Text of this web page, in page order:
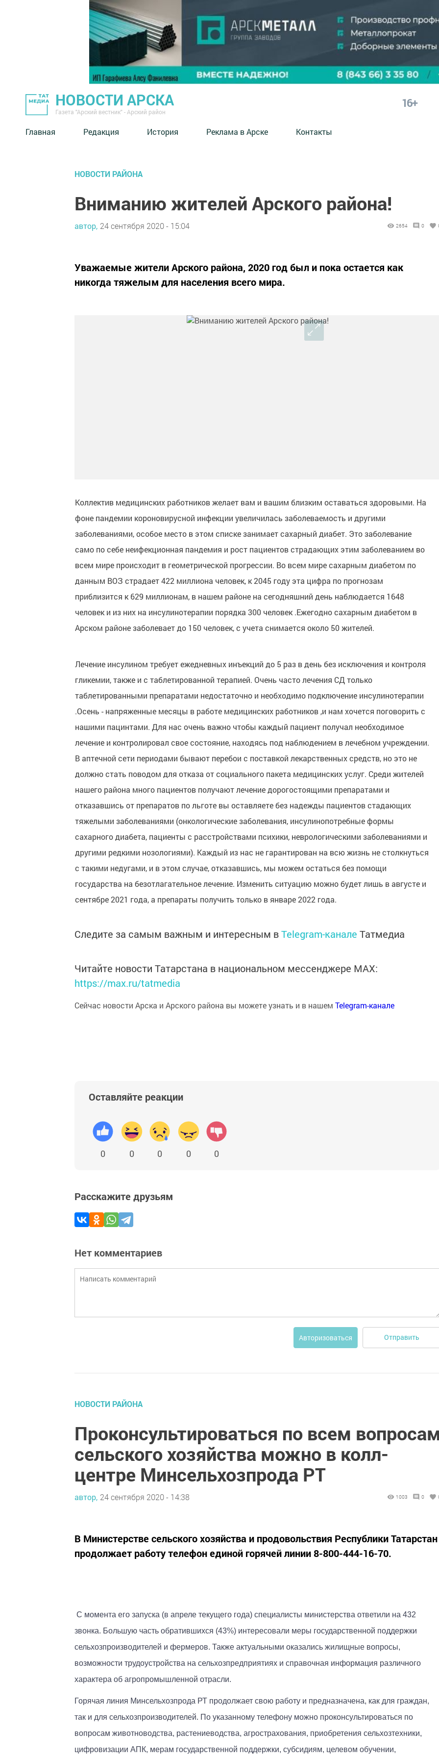
НОВОСТИ АРСКА
Газета "Арский вестник" - Арский район
16+
Главная Редакция История Реклама в Арске Контакты
НОВОСТИ РАЙОНА
Вниманию жителей Арского района!
автор, 24 сентября 2020 - 15:04 2654 0
Уважаемые жители Арского района, 2020 год был и пока остается как
никогда тяжелым для населения всего мира.
Коллектив медицинских работников желает вам и вашим близким оставаться здоровыми. На
фоне пандемии короновирусной инфекции увеличилась заболеваемость и другими
заболеваниями, особое место в этом списке занимает сахарный диабет. Это заболевание
само по себе неифекционная пандемия и рост пациентов страдающих этим заболеванием во
всем мире происходит в геометрической прогрессии. Во всем мире сахарным диабетом по
данным ВОЗ страдает 422 миллиона человек, к 2045 году эта цифра по прогнозам
приблизится к 629 миллионам, в нашем районе на сегодняшний день наблюдается 1648
человек и из них на инсулинотерапии порядка 300 человек .Ежегодно сахарным диабетом в
Арском районе заболевает до 150 человек, с учета снимается около 50 жителей.
Лечение инсулином требует ежедневных инъекций до 5 раз в день без исключения и контроля
гликемии, также и с таблетированной терапией. Очень часто лечения СД только
таблетированными препаратами недостаточно и необходимо подключение инсулинотерапии
.Осень - напряженные месяцы в работе медицинских работников ,и нам хочется поговорить с
нашими пацинтами. Для нас очень важно чтобы каждый пациент получал необходимое
лечение и контролировал свое состояние, находясь под наблюдением в лечебном учреждении.
В аптечной сети периодами бывают перебои с поставкой лекарственных средств, но это не
должно стать поводом для отказа от социального пакета медицинских услуг. Среди жителей
нашего района много пациентов получают лечение дорогостоящими препаратами и
отказавшись от препаратов по льготе вы оставляете без надежды пациентов стадающих
тяжелыми заболеваниями (онкологические заболевания, инсулинопотребные формы
сахарного диабета, пациенты с расстройствами психики, неврологическими заболеваниями и
другими редкими нозологиями). Каждый из нас не гарантирован на всю жизнь не столкнуться
с такими недугами, и в этом случае, отказавшись, мы можем остаться без помощи
государства на безотлагательное лечение. Изменить ситуацию можно будет лишь в августе и
сентябре 2021 года, а препараты получить только в январе 2022 года.
Следите за самым важным и интересным вTelegram-канале Татмедиа
Читайте новости Татарстана в национальном мессенджере MАХ:
https://max.ru/tatmedia
Сейчас новости Арска и Арского района вы можете узнать и в нашем Telegram-канале
Оставляйте реакции
0 0 0 0 0
Расскажите друзьям
Нет комментариев
Авторизоваться Отправить
НОВОСТИ РАЙОНА
Проконсультироваться по всем
сельского хозяйства можно в колл-
центре Минсельхозпрода РТ
автор, 24 сентября 2020 - 14:38 1003 0
В Министерстве сельского хозяйства и продовольствия Республики Татарстан
продолжает работу телефон единой горячей линии 8-800-444-16-70.
С момента его запуска (в апреле текущего года) специалисты министерства ответили на 432
звонка. Большую часть обратившихся (43%) интересовали меры государственной поддержки
сельхозпроизводителей и фермеров. Также актуальными оказались жилищные вопросы,
возможности трудоустройства на сельхозпредприятиях и справочная информация различного
характера об агропромышленной отрасли.
Горячая линия Минсельхозпрода РТ продолжает свою работу и предназначена, как для граждан,
так и для сельхозпроизводителей. По указанному телефону можно проконсультироваться по
вопросам животноводства, растениеводства, агрострахования, приобретения сельхозтехники,
цифровизации АПК, мерам государственной поддержки, субсидиям, целевом обучении,